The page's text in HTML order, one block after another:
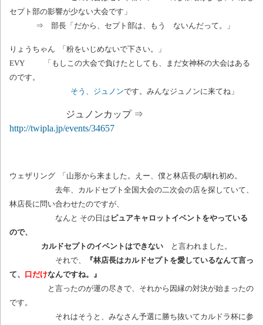
セプト部の影響が少ない大会です」
⇒ 部長「だから、セプト部は、もう ないんだって。」
りょうちゃん 「粉をいじめないで下さい。」
EVY 「もしこの大会で負けたとしても、まだ女神杯の大会はある
のです。
そう、ジュノンです。みんなジュノンに来てね」
ジュノンカップ ⇒
http://twipla.jp/events/34657
ウェザリング 「山形から来ました。えー、僕と林店長の馴れ初め。
去年、カルドセプト全国大会の二次会の店を探していて、
林店長に問い合わせたのですが、
なんと その日は ピュアキャロットイベントをやっている
ので、
カルドセプトのイベントはできない
と言われました。
それで、
『林店長はカルドセプトを愛しているなんて言っ
て、 口だけなんですね。』
と言ったのが運の尽きで、それから因縁の対決が始まったの
です。
それはそうと、みなさん予選に勝ち抜いてカルドラ杯に参